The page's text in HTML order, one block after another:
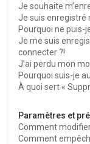
Je souhaite
Je suis enregistré
Pourquoi ne puis-
Je me suis
connecter ?!
J’ai perdu mon
Pourquoi suis-je
À quoi sert «
Paramètres et
Comment
Comment